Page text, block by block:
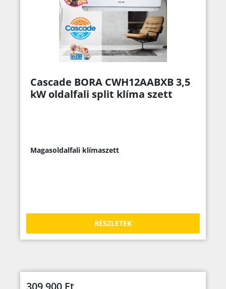
Cascade BORA CWH12AABXB 3,5
kW oldalfali split klíma szett
Magasoldalfali klímaszett
RÉSZLETEK
309 900 Ft